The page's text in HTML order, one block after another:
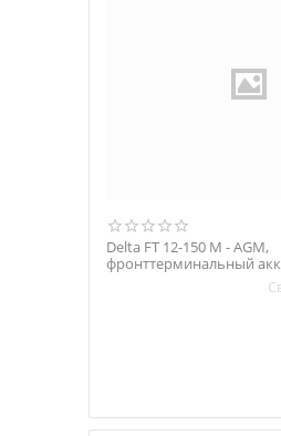
Delta FT 12-150 M - AGM,
фронттерминальный